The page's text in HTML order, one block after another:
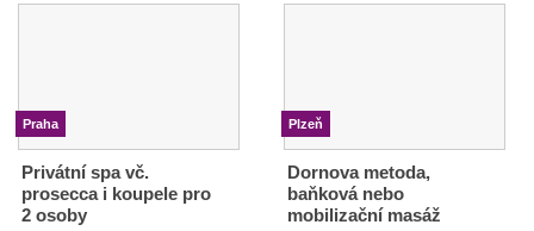
Praha
Privátní spa vč.
prosecca i koupele pro
2 osoby
Plzeň
Dornova metoda,
baňková nebo
mobilizační masáž